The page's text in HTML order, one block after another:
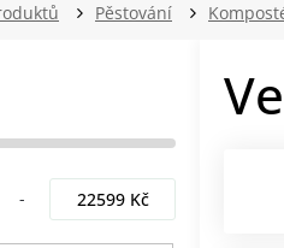
Pěstování
22599Kč